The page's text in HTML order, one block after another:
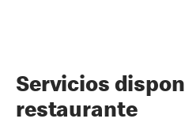
Servicios
restaurante